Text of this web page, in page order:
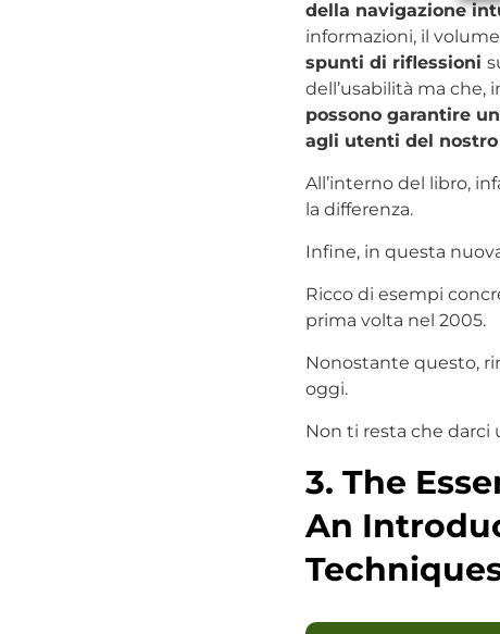
della navigazione
informazioni, il volume
spunti di riflessioni
dell’usabilità ma che,
possono garantire
agli utenti del
All’interno del libro,
la differenza.
Infine, in questa
Ricco di esempi
prima volta nel 2005.
Nonostante questo,
oggi.
Non ti resta che darci
3. The
An